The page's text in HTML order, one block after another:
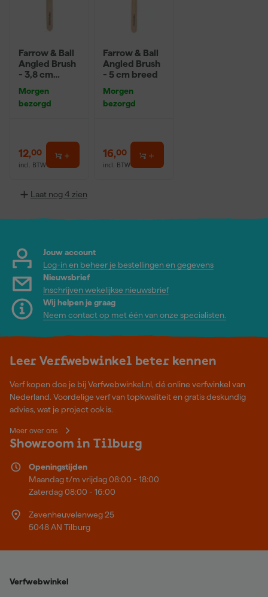
Farrow & Ball
Angled Brush
- 3,8 cm
Morgen
bezorgd
12,00
incl. BTW
Farrow & Ball
Angled Brush
- 5 cm breed
Morgen
bezorgd
16,00
incl. BTW
Laat nog 4 zien
Jouw account
Log-in en beheer je bestellingen en gegevens
Nieuwsbrief
Inschrijven wekelijkse nieuwsbrief
Wij helpen je graag
Neem contact op met één van onze specialisten.
Leer Verfwebwinkel beter kennen
Verf kopen doe je bij Verfwebwinkel.nl, dé online verfwinkel van
Nederland. Voordelige verf van topkwaliteit en gratis deskundig
advies, wat je project ook is.
Meer over ons
Showroom in Tilburg
Openingstijden
Maandag t/m vrijdag 08:00 - 18:00
Zaterdag 08:00 - 16:00
Zevenheuvelenweg 25
5048 AN Tilburg
Verfwebwinkel